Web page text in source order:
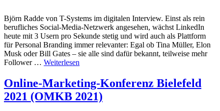
Björn Radde von T-Systems im digitalen Interview. Einst als rein
berufliches Social-Media-Netzwerk angesehen, wächst LinkedIn
heute mit 3 Usern pro Sekunde stetig und wird auch als Plattform
für Personal Branding immer relevanter: Egal ob Tina Müller, Elon
Musk oder Bill Gates – sie alle sind dafür bekannt, teilweise mehr
Follower … Weiterlesen
Online-Marketing-Konferenz Bielefeld
2021 (OMKB 2021)